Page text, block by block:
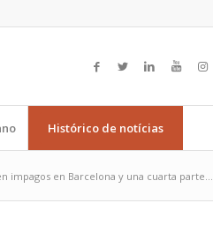
Histórico de notícias
impagos en Barcelona y una cuarta parte...